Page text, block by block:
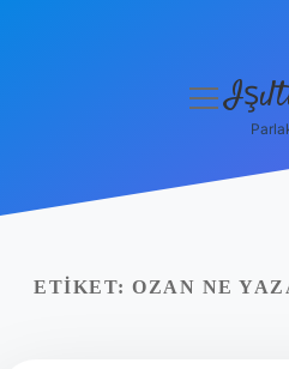
Yasal Uyarı
menüyü
ETIKET: OZAN NE